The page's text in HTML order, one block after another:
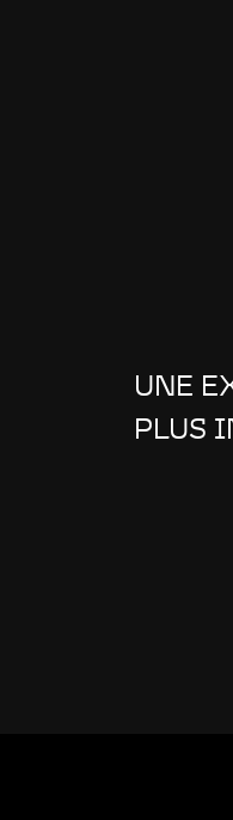
UNE
PLUS